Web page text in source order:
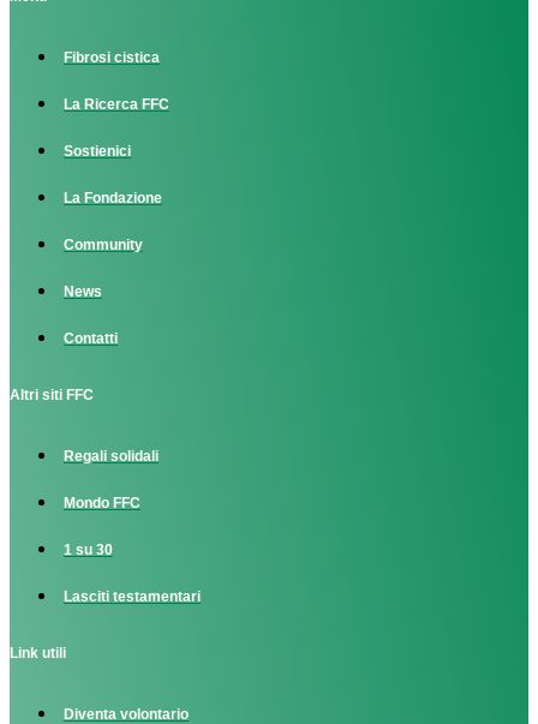
Fibrosi cistica
La Ricerca FFC
Sostienici
La Fondazione
Community
News
Contatti
Altri siti FFC
Regali solidali
Mondo FFC
1 su 30
Lasciti testamentari
Link utili
Diventa volontario